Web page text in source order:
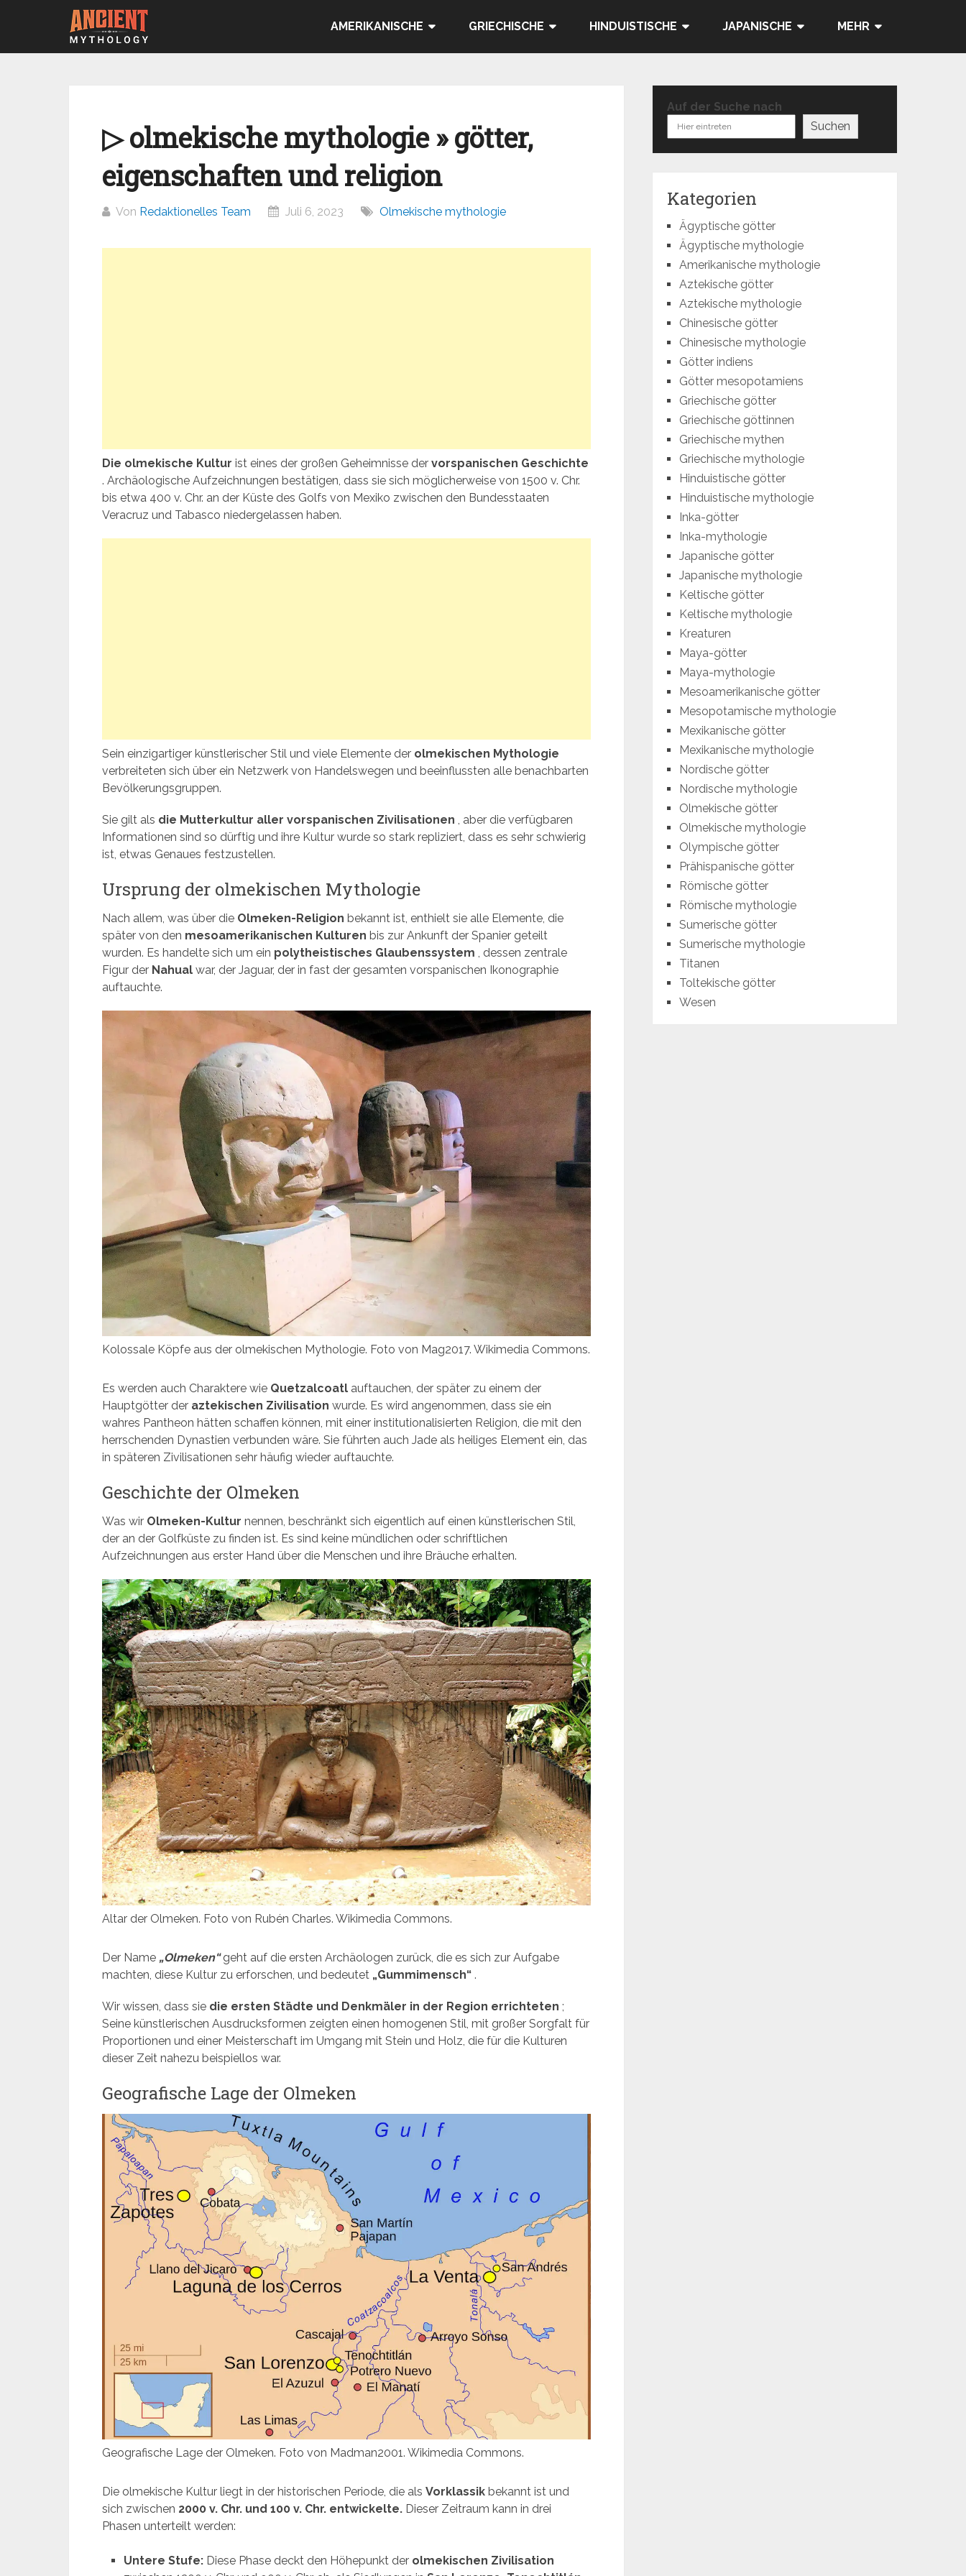
AMERIKANISCHE GRIECHISCHE HINDUISTISCHE JAPANISCHE MEHR
▷ olmekische mythologie » götter,
eigenschaften und religion
Von Redaktionelles Team Juli 6, 2023 Olmekische mythologie
Die olmekische Kultur ist eines der großen Geheimnisse der vorspanischen Geschichte
. Archäologische Aufzeichnungen bestätigen, dass sie sich möglicherweise von 1500 v. Chr.
bis etwa 400 v. Chr. an der Küste des Golfs von Mexiko zwischen den Bundesstaaten
Veracruz und Tabasco niedergelassen haben.
Sein einzigartiger künstlerischer Stil und viele Elemente der olmekischen Mythologie
verbreiteten sich über ein Netzwerk von Handelswegen und beeinflussten alle benachbarten
Bevölkerungsgruppen.
Sie gilt als die Mutterkultur aller vorspanischen Zivilisationen , aber die verfügbaren
Informationen sind so dürftig und ihre Kultur wurde so stark repliziert, dass es sehr schwierig
ist, etwas Genaues festzustellen.
Ursprung der olmekischen Mythologie
Nach allem, was über die Olmeken-Religion bekannt ist, enthielt sie alle Elemente, die
später von den mesoamerikanischen Kulturen bis zur Ankunft der Spanier geteilt
wurden. Es handelte sich um ein polytheistisches Glaubenssystem , dessen zentrale
Figur der Nahual war, der Jaguar, der in fast der gesamten vorspanischen Ikonographie
auftauchte.
Kolossale Köpfe aus der olmekischen Mythologie. Foto von Mag2017. Wikimedia Commons.
Es werden auch Charaktere wie Quetzalcoatl auftauchen, der später zu einem der
Hauptgötter der aztekischen Zivilisation wurde. Es wird angenommen, dass sie ein
wahres Pantheon hätten schaffen können, mit einer institutionalisierten Religion, die mit den
herrschenden Dynastien verbunden wäre. Sie führten auch Jade als heiliges Element ein, das
in späteren Zivilisationen sehr häufig wieder auftauchte.
Geschichte der Olmeken
Was wir Olmeken-Kultur nennen, beschränkt sich eigentlich auf einen künstlerischen Stil,
der an der Golfküste zu finden ist. Es sind keine mündlichen oder schriftlichen
Aufzeichnungen aus erster Hand über die Menschen und ihre Bräuche erhalten.
Altar der Olmeken. Foto von Rubén Charles. Wikimedia Commons.
Der Name „Olmeken“geht auf die ersten Archäologen zurück, die es sich zur Aufgabe
machten, diese Kultur zu erforschen, und bedeutet „Gummimensch“ .
Wir wissen, dass sie die ersten Städte und Denkmäler in der Region errichteten ;
Seine künstlerischen Ausdrucksformen zeigten einen homogenen Stil, mit großer Sorgfalt für
Proportionen und einer Meisterschaft im Umgang mit Stein und Holz, die für die Kulturen
dieser Zeit nahezu beispiellos war.
Geografische Lage der Olmeken
Geografische Lage der Olmeken. Foto von Madman2001. Wikimedia Commons.
Die olmekische Kultur liegt in der historischen Periode, die als Vorklassik bekannt ist und
sich zwischen 2000 v. Chr. und 100 v. Chr. entwickelte. Dieser Zeitraum kann in drei
Phasen unterteilt werden:
Untere Stufe: Diese Phase deckt den Höhepunkt der olmekischen Zivilisation
Auf der Suche nach
Suchen
Kategorien
Ägyptische götter
Ägyptische mythologie
Amerikanische mythologie
Aztekische götter
Aztekische mythologie
Chinesische götter
Chinesische mythologie
Götter indiens
Götter mesopotamiens
Griechische götter
Griechische göttinnen
Griechische mythen
Griechische mythologie
Hinduistische götter
Hinduistische mythologie
Inka-götter
Inka-mythologie
Japanische götter
Japanische mythologie
Keltische götter
Keltische mythologie
Kreaturen
Maya-götter
Maya-mythologie
Mesoamerikanische götter
Mesopotamische mythologie
Mexikanische götter
Mexikanische mythologie
Nordische götter
Nordische mythologie
Olmekische götter
Olmekische mythologie
Olympische götter
Prähispanische götter
Römische götter
Römische mythologie
Sumerische götter
Sumerische mythologie
Titanen
Toltekische götter
Wesen